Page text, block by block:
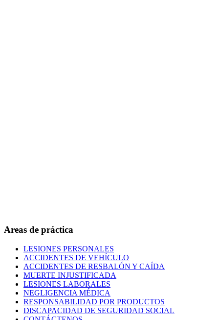
Areas de práctica
LESIONES PERSONALES
ACCIDENTES DE VEHÍCULO
ACCIDENTES DE RESBALÓN Y CAÍDA
MUERTE INJUSTIFICADA
LESIONES LABORALES
NEGLIGENCIA MÉDICA
RESPONSABILIDAD POR PRODUCTOS
DISCAPACIDAD DE SEGURIDAD SOCIAL